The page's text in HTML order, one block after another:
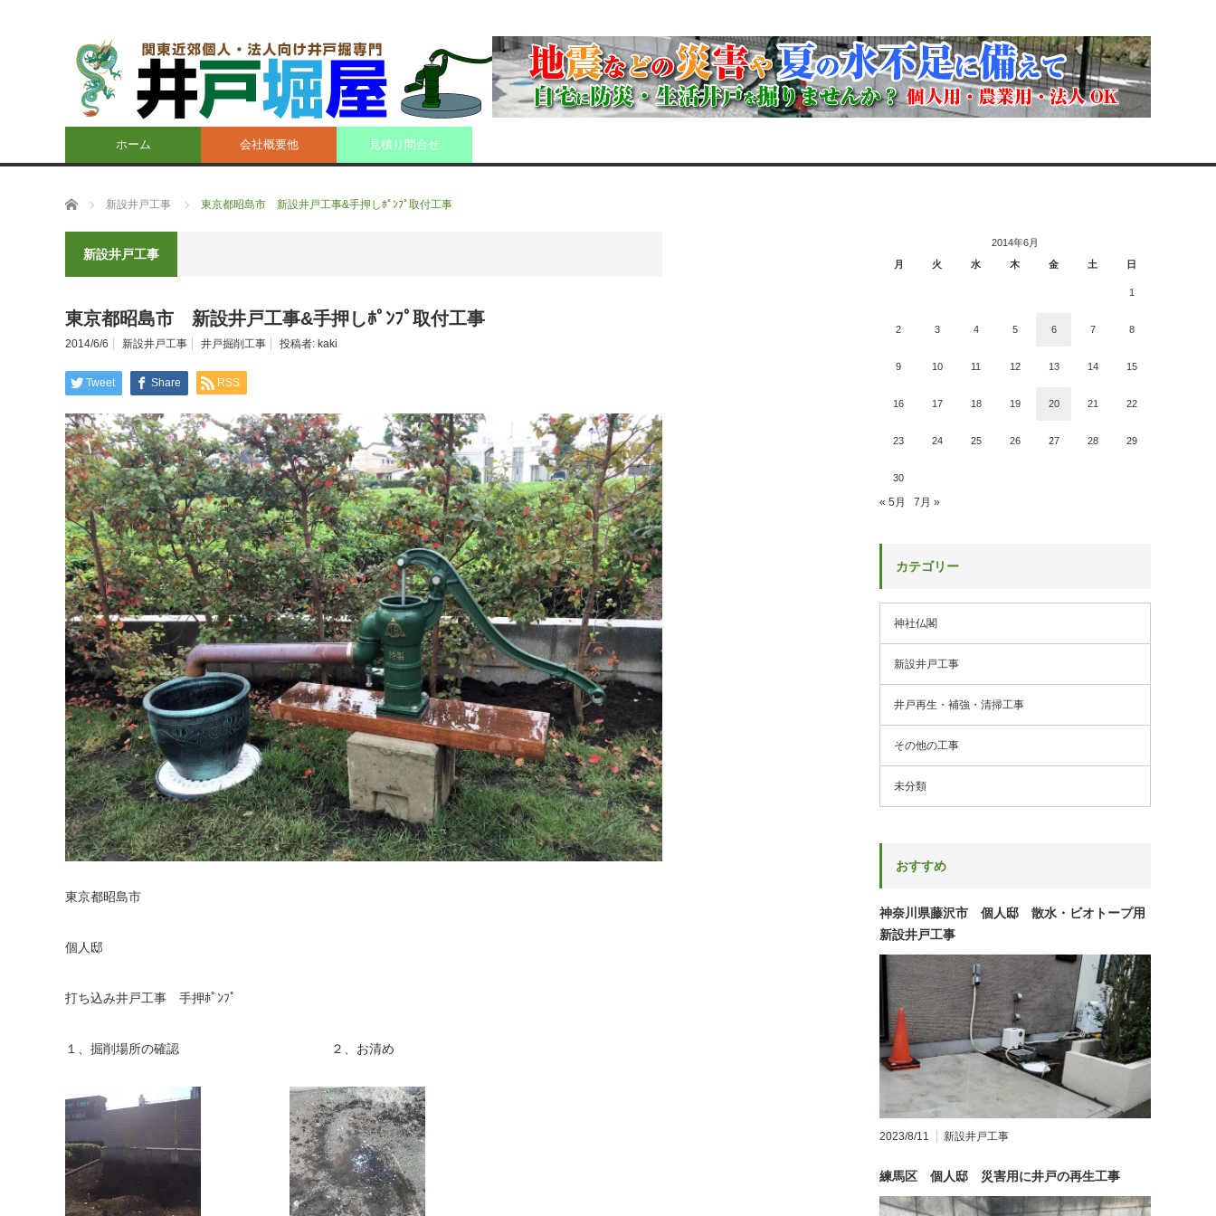
ホーム 会社概要他 見積り問合せ
ホーム 新設井戸工事 東京都昭島市 新設井戸工事&手押しﾎﾟﾝﾌﾟ取付工事
新設井戸工事
東京都昭島市 新設井戸工事&手押しﾎﾟﾝﾌﾟ取付工事
2014/6/6 新設井戸工事 井戸掘削工事 投稿者: kaki
Tweet Share RSS
東京都昭島市
個人邸
打ち込み井戸工事 手押ﾎﾟﾝﾌﾟ
１、掘削場所の確認 ２、お清め
2014年6月
月
火 水 木 金 土 日
1
2 3 4 5 6 7 8
9 10 11 12 13 14 15
16 17 18 19 20 21 22
23 24 25 26 27 28 29
30
« 5月 7月 »
カテゴリー
神社仏閣
新設井戸工事
井戸再生・補強・清掃工事
その他の工事
未分類
おすすめ
神奈川県藤沢市 個人邸 散水・ビオトープ用
新設井戸工事
2023/8/11 新設井戸工事
練馬区 個人邸 災害用に井戸の再生工事